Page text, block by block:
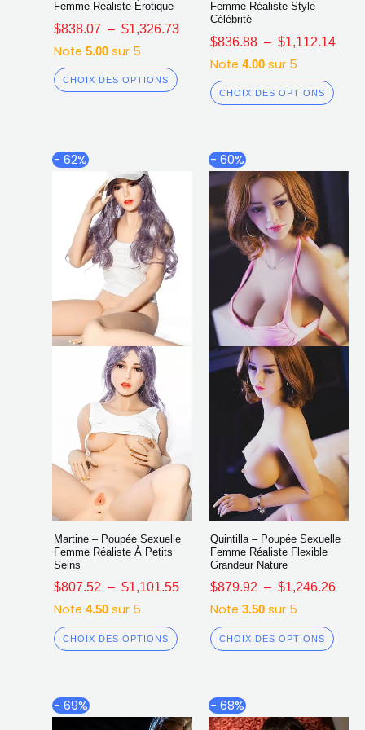
Femme Réaliste Érotique
$838.07 – $1,326.73
Note 5.00sur 5
CHOIX DES OPTIONS
Femme Réaliste Style
Célébrité
$836.88 – $1,112.14
Note 4.00sur 5
CHOIX DES OPTIONS
- 62%
Martine – Poupée Sexuelle
Femme Réaliste À Petits
Seins
$807.52 – $1,101.55
Plage
$807.52
$1,101.55
Note 4.50sur 5
CHOIX DES OPTIONS
produit
plusieurs
variations.
Les
peuvent
choisies
produit
- 60%
Quintilla – Poupée Sexuelle
Femme Réaliste Flexible
Grandeur Nature
$879.92 – $1,246.26
de
prix :
Note 3.50sur 5
CHOIX DES OPTIONS
Les
être
sur
- 69%
Plage
de
produit
- 68%
de